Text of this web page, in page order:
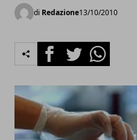
di Redazione13/10/2010
FacebookTwitterWhatsapp